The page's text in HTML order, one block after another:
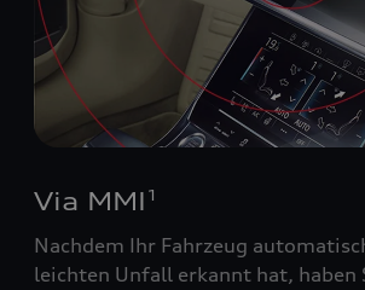
Via MMI 1
Nachdem Ihr Fahrzeug
leichten Unfall erkannt hat, haben